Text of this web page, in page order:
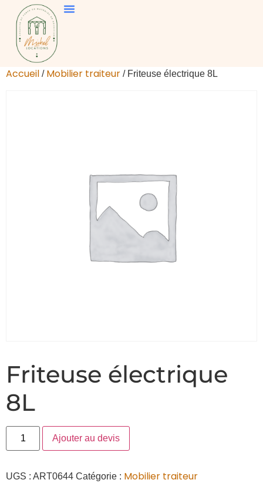
Accueil / Mobilier traiteur / Friteuse électrique 8L
Friteuse électrique
8L
Ajouter au devis
UGS : ART0644 Catégorie : Mobilier traiteur